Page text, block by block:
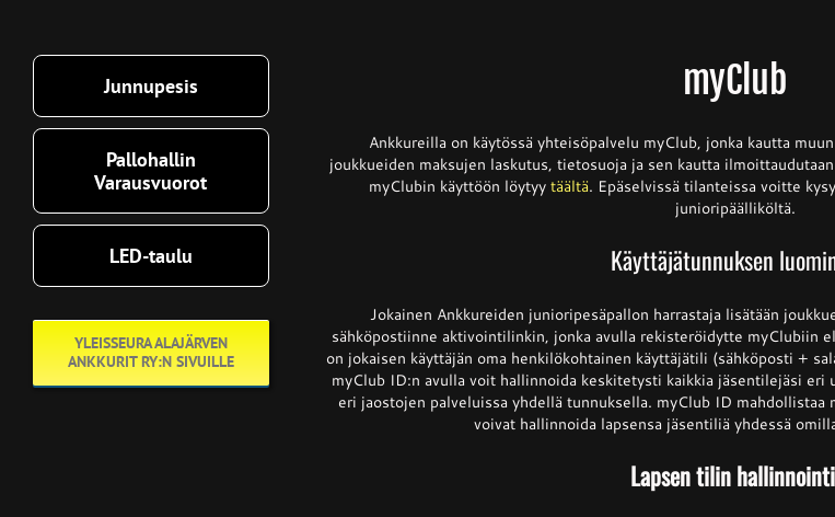
Junnupesis
Pallohallin
Varausvuorot
LED-taulu
YLEISSEURA ALAJÄRVEN
ANKKURIT RY:N SIVUILLE
myClub
Ankkureilla on käytössä yhteisöpalvelu myClub, jonka kautta
joukkueiden maksujen laskutus, tietosuoja ja sen kautta
myClubin käyttöön löytyytäältä. Epäselvissä tilanteissa voitte
junioripäälliköltä.
Käyttäjätunnuksen
Jokainen Ankkureiden junioripesäpallon harrastaja lisätään
sähköpostiinne aktivointilinkin, jonka avulla rekisteröidytte myClubiin
on jokaisen käyttäjän oma henkilökohtainen käyttäjätili (sähköposti +
myClub ID:n avulla voit hallinnoida keskitetysti kaikkia jäsentilejäsi
eri jaostojen palveluissa yhdellä tunnuksella. myClub ID
voivat hallinnoida lapsensa jäsentiliä yhdessä
Lapsen tilin